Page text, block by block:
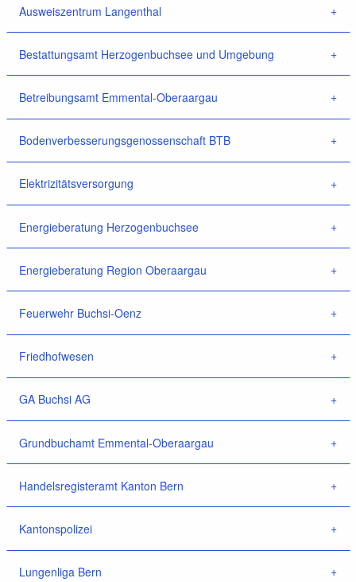
Ausweiszentrum Langenthal
Bestattungsamt Herzogenbuchsee und Umgebung
Betreibungsamt Emmental-Oberaargau
Bodenverbesserungsgenossenschaft BTB
Elektrizitätsversorgung
Energieberatung Herzogenbuchsee
Energieberatung Region Oberaargau
Feuerwehr Buchsi-Oenz
Friedhofwesen
GA Buchsi AG
Grundbuchamt Emmental-Oberaargau
Handelsregisteramt Kanton Bern
Kantonspolizei
Lungenliga Bern